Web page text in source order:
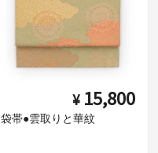
¥ 15,800
袋帯●雲取りと華紋